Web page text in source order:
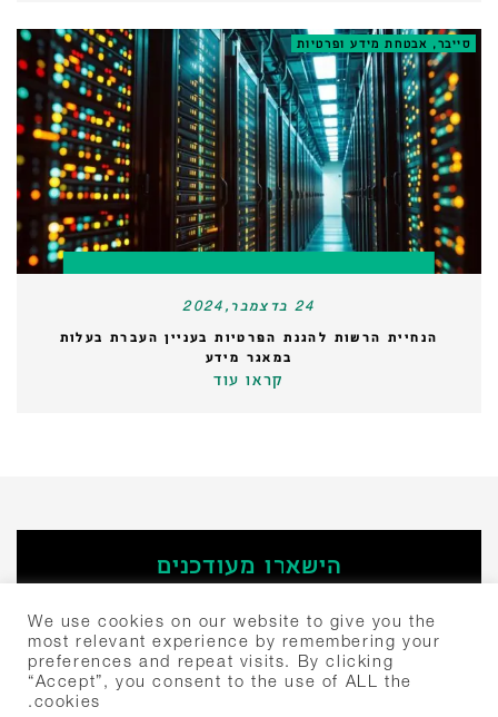
סייבר, אבטחת מידע ופרטיות
24 בדצמבר,2024
הנחיית הרשות להגנת הפרטיות בעניין העברת בעלות
במאגר מידע
קראו עוד
הישארו מעודכנים
חיפוש:
We use cookies on our website to give you the
most relevant experience by remembering your
preferences and repeat visits. By clicking
“Accept”, you consent to the use of ALL the
cookies.